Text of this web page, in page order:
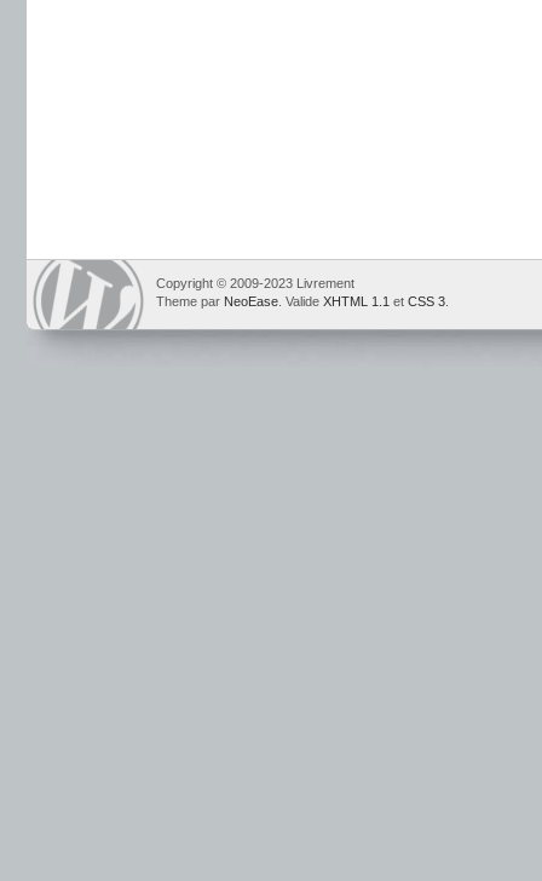
Copyright © 2009-2023 Livrement
Theme par NeoEase . Valide XHTML 1.1 et CSS 3